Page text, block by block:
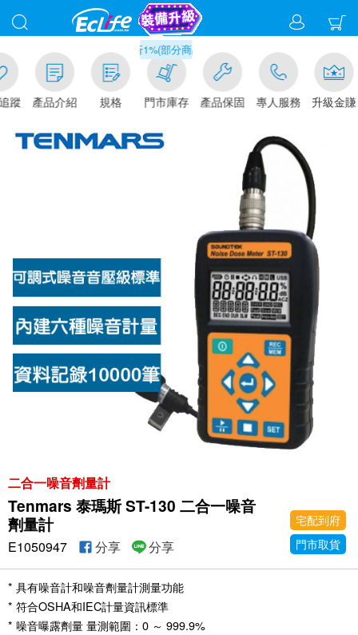
蹤 產品介紹 規格
滿千元門市取貨現折1%(部分商品不適用)-請點我看
門市庫存 產品保固 專人服務 升級金賺
二合一噪音劑量計
Tenmars 泰瑪斯 ST-130 二合一噪音
劑量計
宅配到府
門市取貨
E1050947 分享 分享
* 具有噪音計和噪音劑量計測量功能
* 符合OSHA和IEC計量資訊標準
* 噪音曝露劑量 量測範圍：0 ～ 999.9%